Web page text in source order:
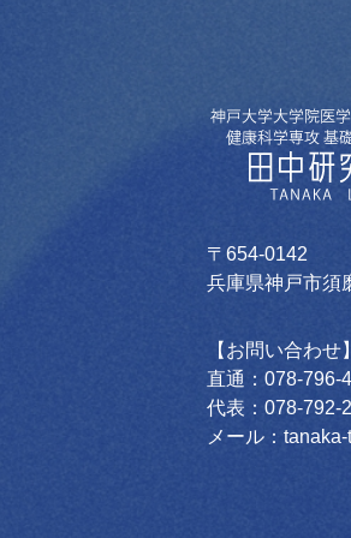
〒654-0142
兵庫県神戸市須
【お問い合わせ】
直通：078-796-
代表：078-792-
メール：